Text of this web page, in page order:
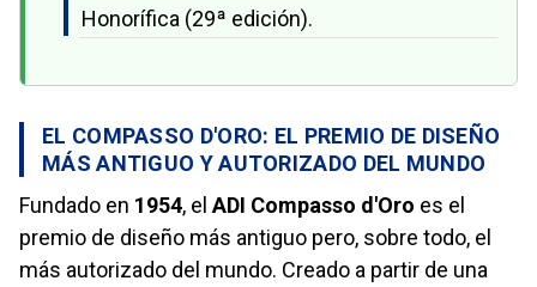
Honorífica (29ª edición).
EL COMPASSO D'ORO: EL PREMIO DE DISEÑO
MÁS ANTIGUO Y AUTORIZADO DEL MUNDO
Fundado en 1954, el ADI Compasso d'Oro es el
premio de diseño más antiguo pero, sobre todo, el
más autorizado del mundo. Creado a partir de una